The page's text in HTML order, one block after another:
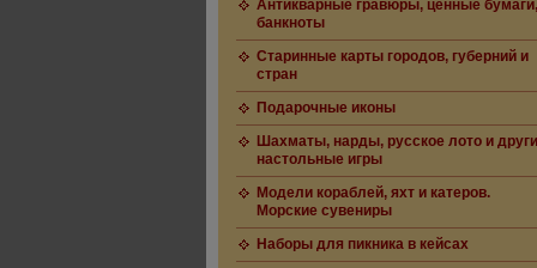
Антикварные гравюры, ценные бумаги,
банкноты
Старинные карты городов, губерний и
стран
Подарочные иконы
Шахматы, нарды, русское лото и
настольные игры
Модели кораблей, яхт и катеров.
Морские сувениры
Наборы для пикника в кейсах